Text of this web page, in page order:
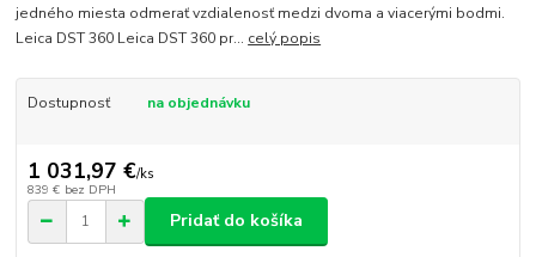
jedného miesta odmerať vzdialenosť medzi dvoma a viacerými bodmi.
Leica DST 360 Leica DST 360 pr... celý popis
Dostupnosť na objednávku
1 031,97 €/ks
839 € bez DPH
Pridať do košíka